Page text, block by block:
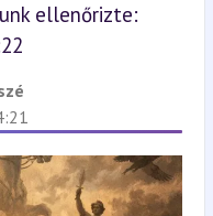
ellenőrizte: